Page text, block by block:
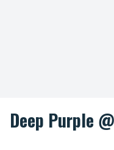
Deep Purple